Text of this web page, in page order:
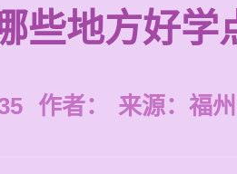
些地方好学
作者： 来源： 福